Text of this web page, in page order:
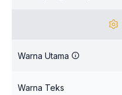
Warna Utama
Warna Teks